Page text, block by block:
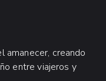
amanecer, creando
entre viajeros y